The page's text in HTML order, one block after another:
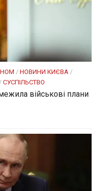
/ НОВИНИ КИЄВА /
СУСПІЛЬСТВО
військові плани